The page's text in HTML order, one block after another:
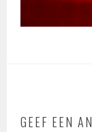
GEEF EEN